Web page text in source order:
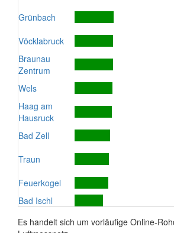
Grünbach
Vöcklabruck
Braunau
Zentrum
Wels
Haag am
Hausruck
Bad Zell
Traun
Feuerkogel
Bad Ischl
Es handelt sich um vorläufige Online-